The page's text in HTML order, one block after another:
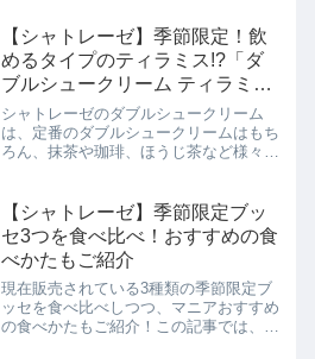
【シャトレーゼ】季節限定！飲
めるタイプのティラミス!?「ダ
ブルシュークリーム ティラミ
ス」
シャトレーゼのダブルシュークリーム
は、定番のダブルシュークリームはもち
ろん、抹茶や珈琲、ほうじ茶など様々な
もさっそくゲットしてきました！
【シャトレーゼ】季節限定ブッ
セ3つを食べ比べ！おすすめの食
べかたもご紹介
現在販売されている3種類の季節限定ブ
ッセを食べ比べしつつ、マニアおすすめ
の食べかたもご紹介！この記事では、シ